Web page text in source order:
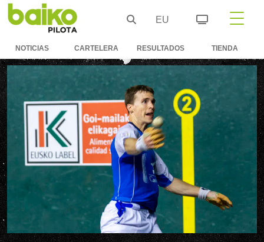
EU
NOTICIAS CARTELERA RESULTADOS TIENDA